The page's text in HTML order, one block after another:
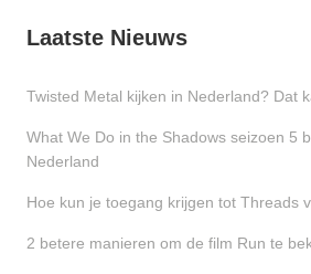
Laatste Nieuws
Twisted Metal kijken in Nederland? Dat
What We Do in the Shadows seizoen 5
Nederland
Hoe kun je toegang krijgen tot Threads
2 betere manieren om de film Run te